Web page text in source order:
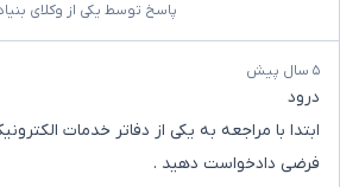
پاسخ توسط یکی از وکلای
۵ سال پیش
درود
ابتدا با مراجعه به یکی از دفاتر خدمات
فرضی دادخواست دهید .